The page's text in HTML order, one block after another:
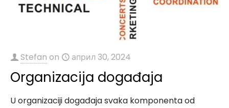
Stefan on април 30, 2024
Organizacija događaja
U organizaciji događaja svaka komponenta od